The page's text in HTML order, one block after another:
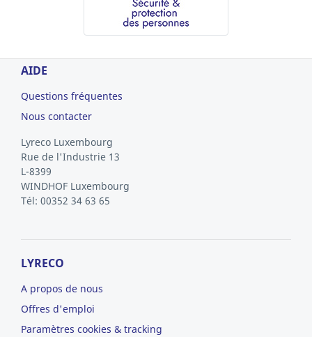
AIDE
Questions fréquentes
Nous contacter
Lyreco Luxembourg
Rue de l'Industrie 13
L-8399
WINDHOF Luxembourg
Tél: 00352 34 63 65
LYRECO
A propos de nous
Offres d'emploi
Paramètres cookies & tracking